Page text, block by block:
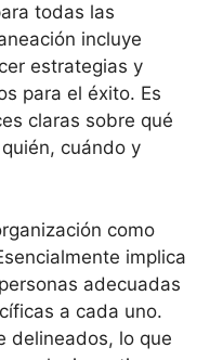
todas las
incluye
estrategias y
para el éxito. Es
claras sobre qué
cuándo y
como
implica
adecuadas
a cada uno.
delineados, lo que